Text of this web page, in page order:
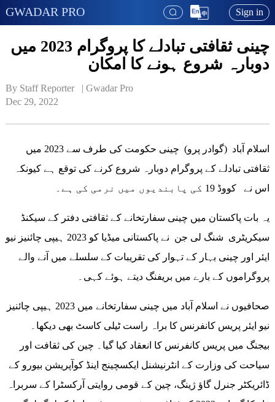
GWADAR PRO Sign in
چینی ثقافتی تبادلے کا پروگرام 2023 میں
دوبارہ شروع ہونے کا امکان
By Staff Reporter   | Gwadar Pro
Dec 29, 2022
اسلام آباد (گوادر پرو) چینی حکومت کی طرف سے 2023 میں
ثقافتی تبادلے کے پروگرام دوبارہ شروع کرنے کی توقع ہے کیونکہ
اس نے کووڈ 19 کی پابندیوں میں نرمی کی ہے۔
یہ بات پاکستان میں چینی سفارتخانے کے ثقافتی دفتر کے سیکنڈ
سیکریٹری شنگ لی جن نے پاکستانی میڈیا کو 2023 ہیپی چائنیز نیو
ایئر اور چینی بہار کے تہوار کی تقریبات کے سلسلے میں آنے والے
پروگراموں کے بارے میں بریفنگ دیتے ہوئے کہی۔
صحافیوں نے اسلام آباد میں چینی سفارتخانے میں 2023 ہیپی چائنیز
نیو ایئر پریس کانفرنس کا براہ راست ٹیلی کاسٹ بھی دیکھا۔
بیجنگ میں پریس کانفرنس کا انعقاد کیا گیا۔ چین کی ثقافت اور
سیاحت کی وزارت کے انٹرنیشنل ایکسچینج اینڈ کوآپریشن بیورو کے
ڈائریکٹر جنرل گاؤ ژینگ، چین کے قومی روایتی آرکسٹرا کے سربراہ